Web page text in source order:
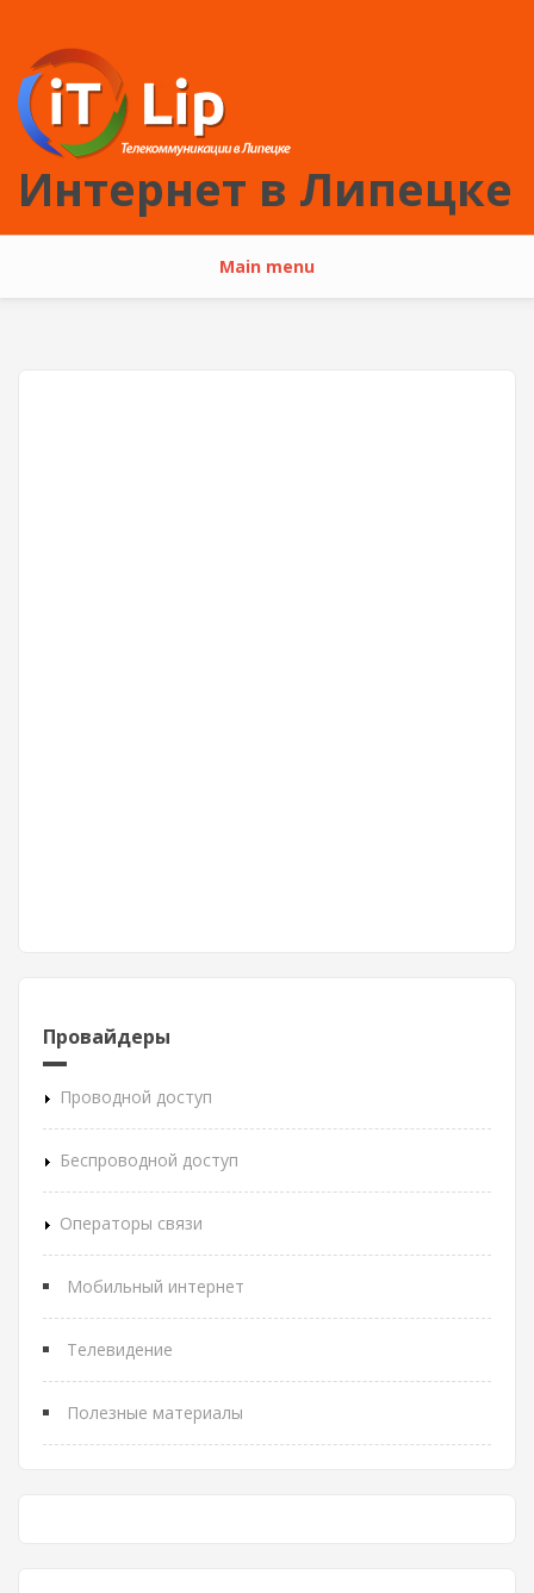
Интернет в Липецке
Main menu
Провайдеры
Проводной доступ
Беспроводной доступ
Операторы связи
Мобильный интернет
Телевидение
Полезные материалы